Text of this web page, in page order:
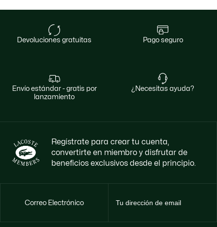
devoluciones gratuitas pago seguro
envío estándar - gratis por
lanzamiento
¿necesitas ayuda?
Regístrate para crear tu cuenta,
convertirte en miembro y disfrutar de
beneficios exclusivos desde el principio.
Correo Electrónico